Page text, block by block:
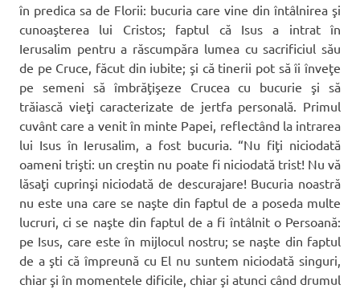
în predica sa de Florii: bucuria care vine din întâlnirea şi
cunoaşterea lui Cristos; faptul că Isus a intrat în
Ierusalim pentru a răscumpăra lumea cu sacrificiul său
de pe Cruce, făcut din iubite; şi că tinerii pot să îi înveţe
pe semeni să îmbrăţişeze Crucea cu bucurie şi să
trăiască vieţi caracterizate de jertfa personală. Primul
cuvânt care a venit în minte Papei, reflectând la intrarea
lui Isus în Ierusalim, a fost bucuria. “Nu fiţi niciodată
oameni trişti: un creştin nu poate fi niciodată trist! Nu vă
lăsaţi cuprinşi niciodată de descurajare! Bucuria noastră
nu este una care se naşte din faptul de a poseda multe
lucruri, ci se naşte din faptul de a fi întâlnit o Persoană:
pe Isus, care este în mijlocul nostru; se naşte din faptul
de a şti că împreună cu El nu suntem niciodată singuri,
chiar şi în momentele dificile, chiar şi atunci când drumul